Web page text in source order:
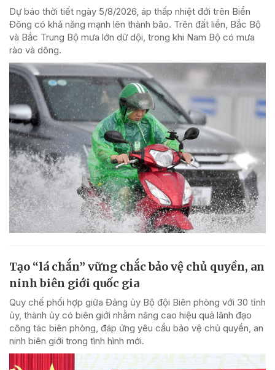
Dự báo thời tiết ngày 5/8/2026, áp thấp nhiệt đới trên Biển
Đông có khả năng mạnh lên thành bão. Trên đất liền, Bắc Bộ
và Bắc Trung Bộ mưa lớn dữ dội, trong khi Nam Bộ có mưa
rào và dông.
Tạo “lá chắn” vững chắc bảo vệ chủ quyền, an
ninh biên giới quốc gia
Quy chế phối hợp giữa Đảng ủy Bộ đội Biên phòng với 30 tỉnh
ủy, thành ủy có biên giới nhằm nâng cao hiệu quả lãnh đạo
công tác biên phòng, đáp ứng yêu cầu bảo vệ chủ quyền, an
ninh biên giới trong tình hình mới.